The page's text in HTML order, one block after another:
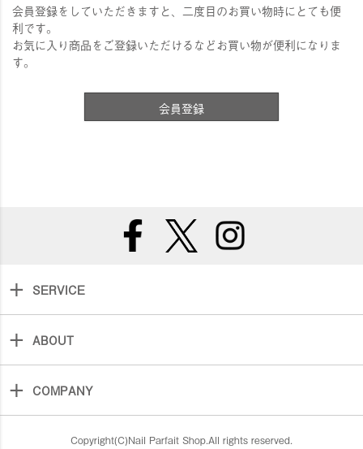
会員登録をしていただきますと、二度目のお買い物時にとても便
利です。
お気に入り商品をご登録いただけるなどお買い物が便利になりま
す。
会員登録
SERVICE
ABOUT
COMPANY
Copyright(C)Nail Parfait Shop.All rights reserved.